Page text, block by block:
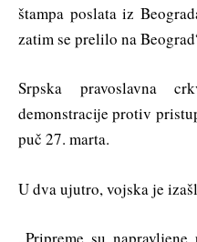
štampa poslata iz
zatim se prelilo na
Srpska pravoslavna
demonstracije protiv
puč 27. marta.
U dva ujutro, vojska je
„Pripreme su